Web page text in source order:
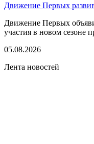
Движение Первых
Движение Первых
участия в новом сезоне
05.08.2026
Лента новостей